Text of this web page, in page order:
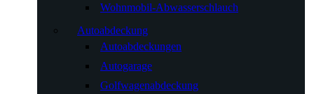
Wohnmobil-Abwasserschlauch
Autoabdeckung
Autoabdeckungen
Autogarage
Golfwagenabdeckung